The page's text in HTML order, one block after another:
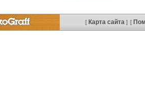
[ Карта сайта ] [